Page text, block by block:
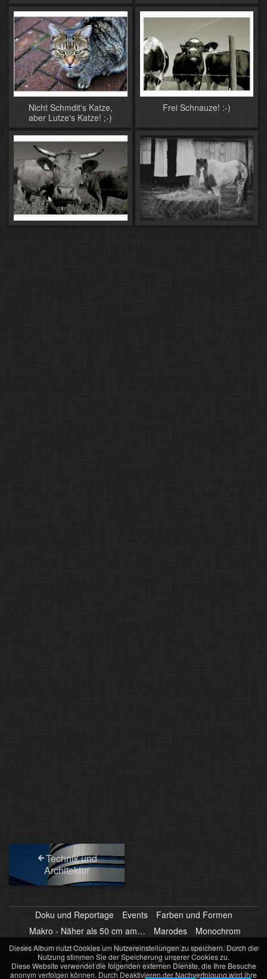
Nicht Schmdit's Katze,
aber Lutze's Katze! ;-)
Frei Schnauze! :-)
Technik und
Architektur
Doku und Reportage Events
Farben und Formen
Makro - Näher als 50 cm am…
Marodes
Monochrom
Natur und Landschaft
Shootings
Streets und Situationen
Technik und Architektur
Tiere
×
Dieses Album nutzt Cookies um Nutzereinstellungen zu speichern. Durch die
Nutzung stimmen Sie der Speicherung unserer Cookies zu.
Diese Website verwendet die folgenden externen Dienste, die Ihre Besuche
anonym verfolgen können. Durch Deaktivieren der Nachverfolgung wird ihre